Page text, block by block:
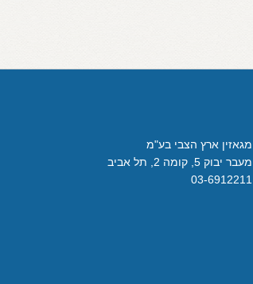
מגאזין ארץ הצבי בע"מ
מעבר יבוק 5, קומה 2, תל אביב
03-6912211